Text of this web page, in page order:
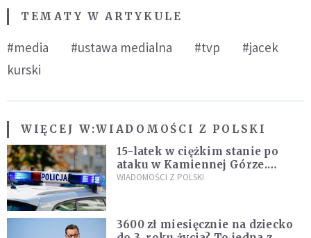
TEMATY W ARTYKULE
#media #ustawa medialna #tvp
#jacek
kurski
WIĘCEJ W:WIADOMOŚCI Z POLSKI
15-latek w ciężkim stanie po
ataku w Kamiennej Górze.
Policja zatrzymała dwóch
WIADOMOŚCI Z POLSKI
3600 zł miesięcznie na dziecko